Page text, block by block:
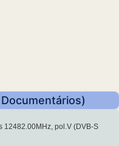
12482.00MHz, pol.V (DVB-S